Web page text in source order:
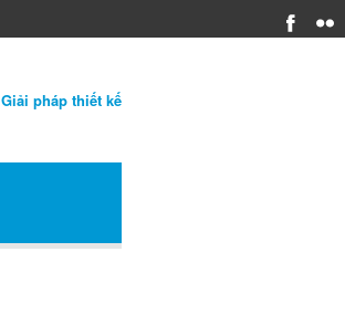
Giải pháp thiết kế